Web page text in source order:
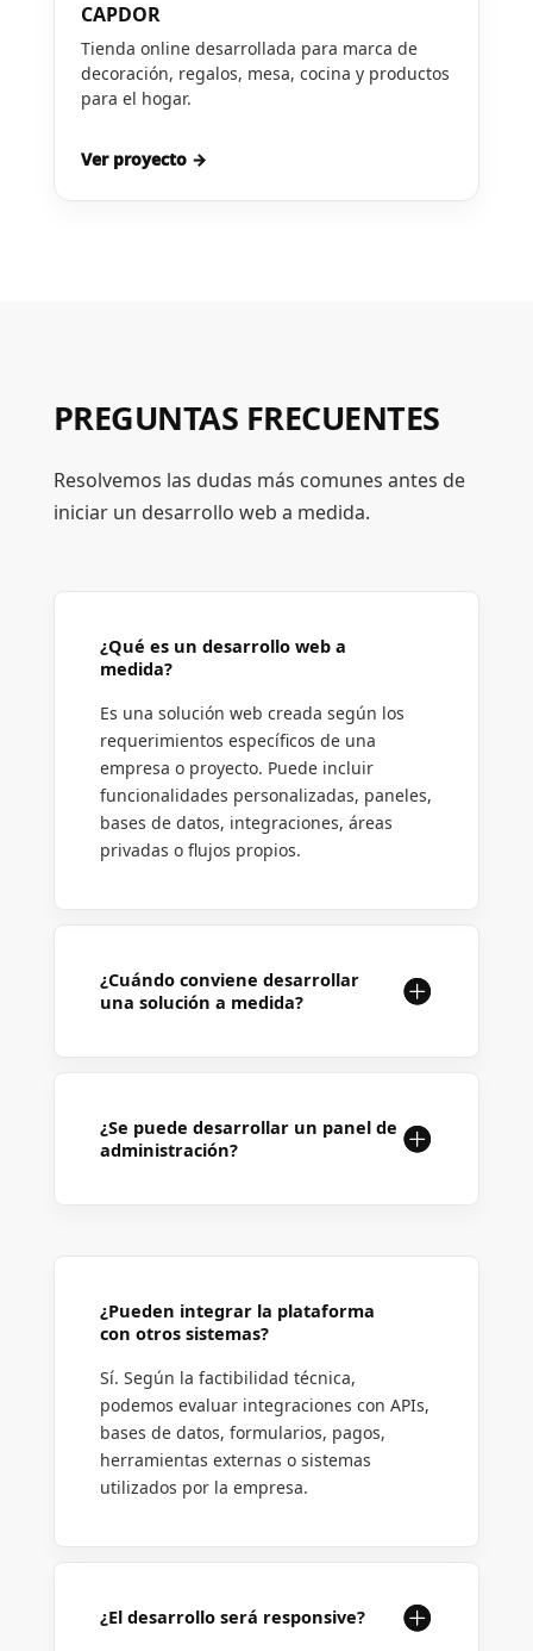
CAPDOR
Tienda online desarrollada para marca de
decoración, regalos, mesa, cocina y productos
para el hogar.
Ver proyecto →
PREGUNTAS FRECUENTES
Resolvemos las dudas más comunes antes de
iniciar un desarrollo web a medida.
¿Qué es un desarrollo web a
medida?
Es una solución web creada según los
requerimientos específicos de una
empresa o proyecto. Puede incluir
funcionalidades personalizadas, paneles,
bases de datos, integraciones, áreas
privadas o flujos propios.
¿Cuándo conviene desarrollar
una solución a medida?
¿Se puede desarrollar un panel de
administración?
¿Pueden integrar la plataforma
con otros sistemas?
Sí. Según la factibilidad técnica,
podemos evaluar integraciones con APIs,
bases de datos, formularios, pagos,
herramientas externas o sistemas
utilizados por la empresa.
¿El desarrollo será responsive?